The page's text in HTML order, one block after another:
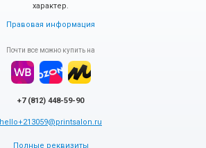
характер.
Правовая информация
Почти все можно купить на
+7 (812) 448-59-90
hello+213059@printsalon.ru
Полные реквизиты